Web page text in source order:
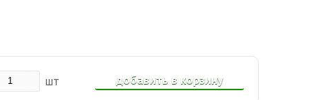
добавить в корзину
шт